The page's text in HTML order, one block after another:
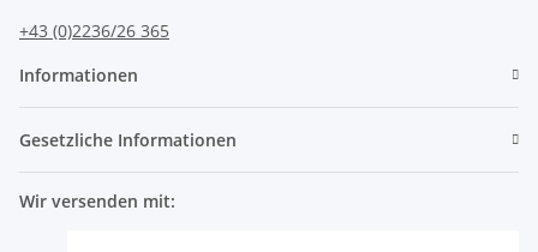
+43 (0)2236/26 365
Informationen
Gesetzliche Informationen
Wir versenden mit: